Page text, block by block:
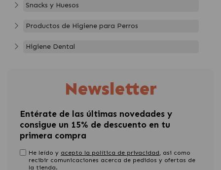
Snacks y Huesos
Productos de Higiene para Perros
Higiene Dental
Newsletter
Entérate de las últimas novedades y
consigue un 15% de descuento en tu
primera compra
He leído y acepto la política de privacidad, asi como
recibir comunicaciones acerca de pedidos y ofertas de
la tienda.